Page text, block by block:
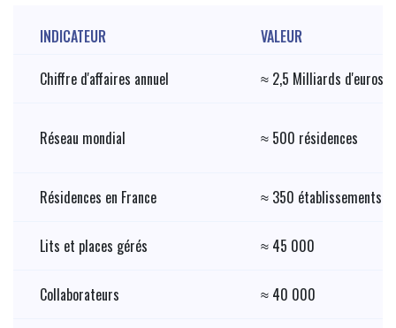
INDICATEUR
VALEUR
Chiffre d'affaires annuel
≈ 2,5 Milliards d'euros
Réseau mondial ≈ 500 résidences
Résidences en France ≈ 350 établissements
Lits et places gérés ≈ 45 000
Collaborateurs ≈ 40 000